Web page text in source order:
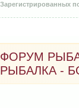
ФОРУМ
РЫБАЛКА -